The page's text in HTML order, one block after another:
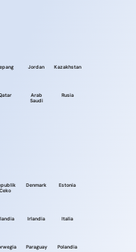
Jordan Kazakhstan
Arab
Saudi
Rusia
Ceko
Denmark Estonia
Irlandia Italia
Paraguay Polandia